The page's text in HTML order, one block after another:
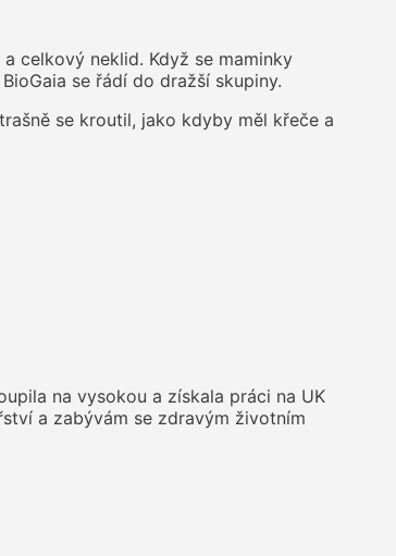
celkový neklid. Když se maminky
se řádí do dražší skupiny.
se kroutil, jako kdyby měl křeče a
na vysokou a získala práci na UK
a zabývám se zdravým životním